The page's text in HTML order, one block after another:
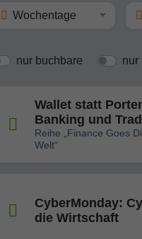
Wochentage
nur buchbare nur
Wallet statt
Banking und
Reihe „Finance Goes
Welt“
CyberMonday:
die Wirtschaft